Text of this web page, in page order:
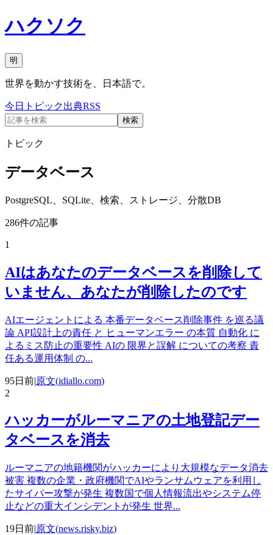
ハクソク
明
世界を動かす技術を、日本語で。
今日 トピック出典RSS
検索
トピック
データベース
PostgreSQL、SQLite、検索、ストレージ、分散DB
286件の記事
1
AIはあなたのデータベースを削除して
いません、あなたが削除したのです
AIエージェントによる 本番データベース削除事件 を巡る議
論 API設計上の責任 と ヒューマンエラー の本質 自動化 に
よるミス防止の重要性 AIの 限界と誤解 についての考察 責
任ある運用体制 の...
95日前|原文(idiallo.com)
2
ハッカーがルーマニアの土地登記デー
タベースを消去
ルーマニアの地籍機関がハッカーにより大規模なデータ消去
被害 複数の企業・政府機関でAIやランサムウェアを利用し
たサイバー攻撃が発生 複数国で個人情報流出やシステム停
止などの重大インシデントが発生 世界...
19日前|原文(news.risky.biz)